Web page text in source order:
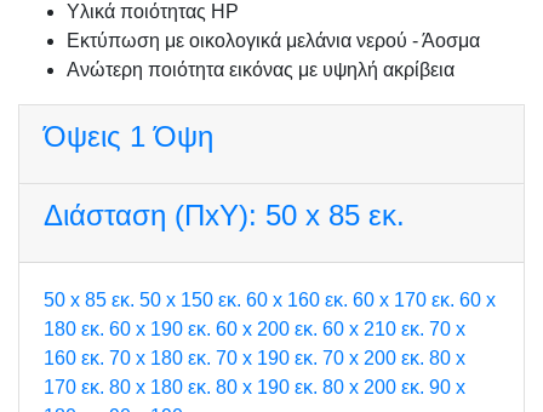
Υλικά ποιότητας HP
Εκτύπωση με οικολογικά μελάνια νερού - Άοσμα
Ανώτερη ποιότητα εικόνας με υψηλή ακρίβεια
Όψεις 1 Όψη
Διάσταση (ΠxΥ): 50 x 85 εκ.
50 x 85 εκ. 50 x 150 εκ. 60 x 160 εκ. 60 x 170 εκ. 60 x
180 εκ. 60 x 190 εκ. 60 x 200 εκ. 60 x 210 εκ. 70 x
160 εκ. 70 x 180 εκ. 70 x 190 εκ. 70 x 200 εκ. 80 x
170 εκ. 80 x 180 εκ. 80 x 190 εκ. 80 x 200 εκ. 90 x